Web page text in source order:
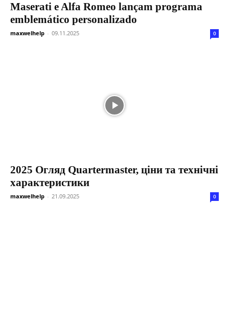
Maserati e Alfa Romeo lançam programa
emblemático personalizado
maxwelhelp - 09.11.2025 0
2025 Огляд Quartermaster, ціни та технічні
характеристики
maxwelhelp - 21.09.2025 0